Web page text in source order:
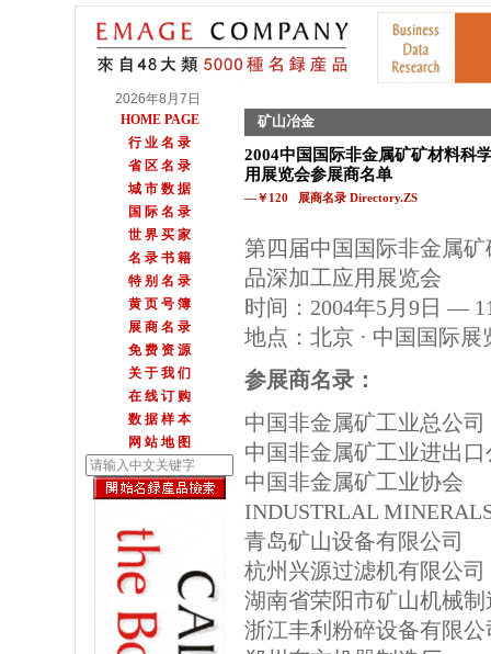
2026年8月7日
HOME PAGE
行 业 名 录
省 区 名 录
城 市 数 据
国 际 名 录
世 界 买 家
名 录 书 籍
特 别 名 录
黄 页 号 簿
展 商 名 录
免 费 资 源
关 于 我 们
在 线 订 购
数 据 样 本
网 站 地 图
矿山冶金
2004中国国际非金属矿矿材料科
用展览会参展商名单
—￥120 展商名录 Directory.ZS
第四届中国国际非金属
品深加工应用展览会
时间：2004年5月9日 —
地点：北京 · 中国国际
参展商名录：
中国非金属矿工业总公
中国非金属矿工业进出口
中国非金属矿工业协会
INDUSTRLAL
青岛矿山设备有限公司
杭州兴源过滤机有限公司
湖南省荣阳市矿山机械制
浙江丰利粉碎设备有限公